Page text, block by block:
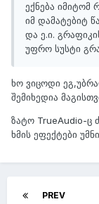
ექნება იმიტომ
იმ დამატებიტ
და ე.ი.
უფრო სუსტი
ხო ვიცოდი
შემიხედია
ზატო TrueAudio-ც
ხმის ეფექტები
PREV